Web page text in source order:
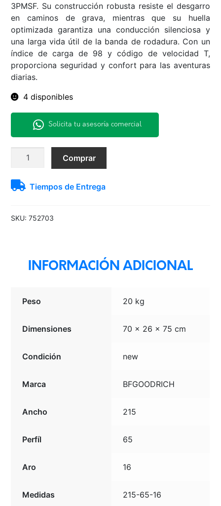
3PMSF. Su construcción robusta resiste el desgarro
en caminos de grava, mientras que su huella
optimizada garantiza una conducción silenciosa y
una larga vida útil de la banda de rodadura. Con un
índice de carga de 98 y código de velocidad T,
proporciona seguridad y confort para las aventuras
diarias.
4 disponibles
Solicita tu asesoría comercial
215/65R16
TRAIL-
ORWLGO
Comprar
Tiempos de Entrega
SKU:752703
INFORMACIÓN ADICIONAL
Peso 20 kg
Dimensiones 70 × 26 × 75 cm
Condición new
Marca BFGOODRICH
Ancho 215
Perfíl 65
Aro 16
Medidas 215-65-16